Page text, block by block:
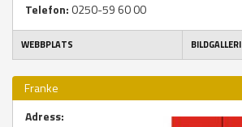
Telefon: 0250-59 60 00
WEBBPLATS BILDGALLERI
Franke
Adress: